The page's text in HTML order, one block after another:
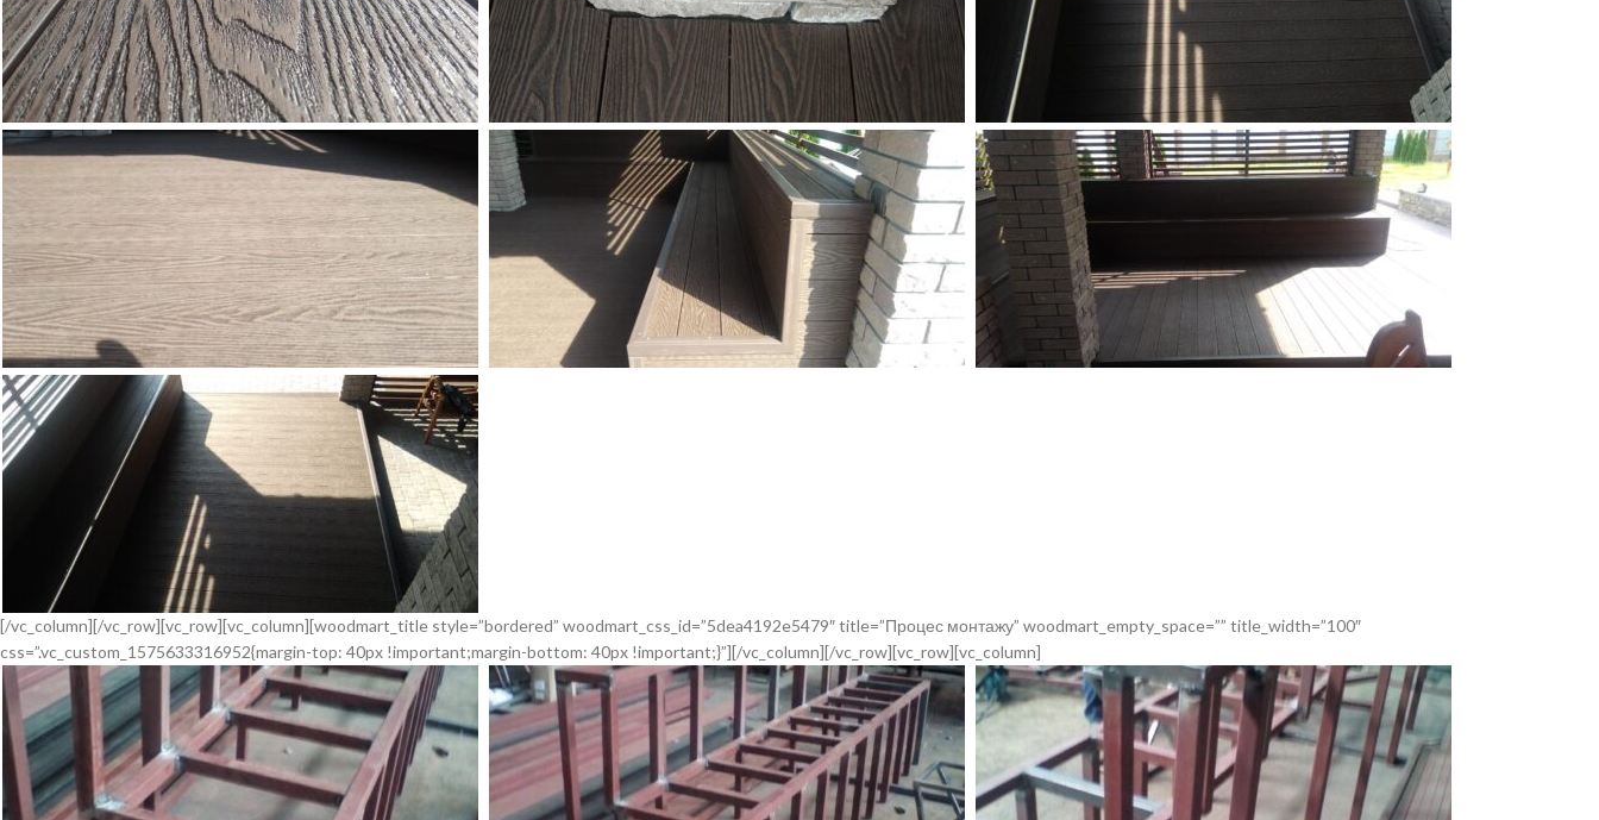
[/vc_column][/vc_row][vc_row][vc_column][woodmart_title style=”bordered” woodmart_css_id=”5dea4192e5479″ title=”Процес монтажу” woodmart_empty_space=”” title_width=”100″
css=”.vc_custom_1575633316952{margin-top: 40px !important;margin-bottom: 40px !important;}”][/vc_column][/vc_row][vc_row][vc_column]